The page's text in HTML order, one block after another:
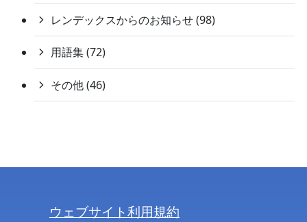
レンデックスからのお知らせ (98)
用語集 (72)
その他 (46)
ウェブサイト利用規約